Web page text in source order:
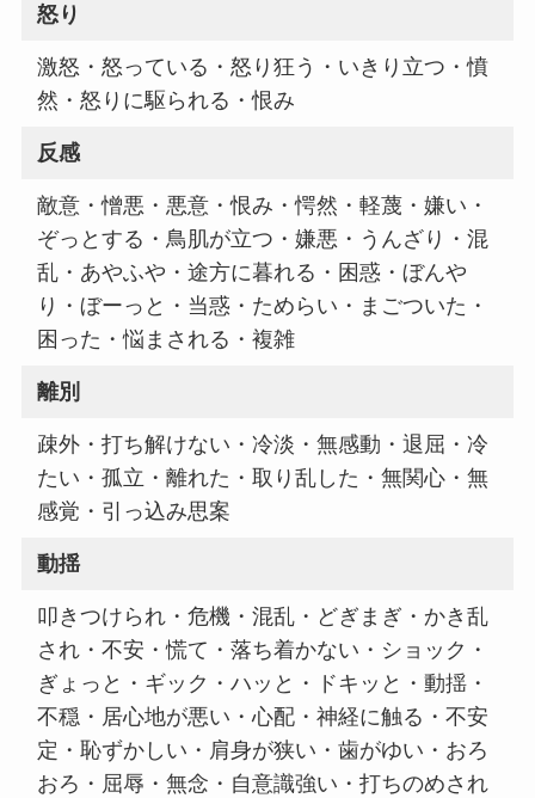
怒り
激怒・怒っている・怒り狂う・いきり立つ・憤
然・怒りに駆られる・恨み
反感
敵意・憎悪・悪意・恨み・愕然・軽蔑・嫌い・
ぞっとする・鳥肌が立つ・嫌悪・うんざり・混
乱・あやふや・途方に暮れる・困惑・ぼんや
り・ぼーっと・当惑・ためらい・まごついた・
困った・悩まされる・複雑
離別
疎外・打ち解けない・冷淡・無感動・退屈・冷
たい・孤立・離れた・取り乱した・無関心・無
感覚・引っ込み思案
動揺
叩きつけられ・危機・混乱・どぎまぎ・かき乱
され・不安・慌て・落ち着かない・ショック・
ぎょっと・ギック・ハッと・ドキッと・動揺・
不穏・居心地が悪い・心配・神経に触る・不安
定・恥ずかしい・肩身が狭い・歯がゆい・おろ
おろ・屈辱・無念・自意識強い・打ちのめされ